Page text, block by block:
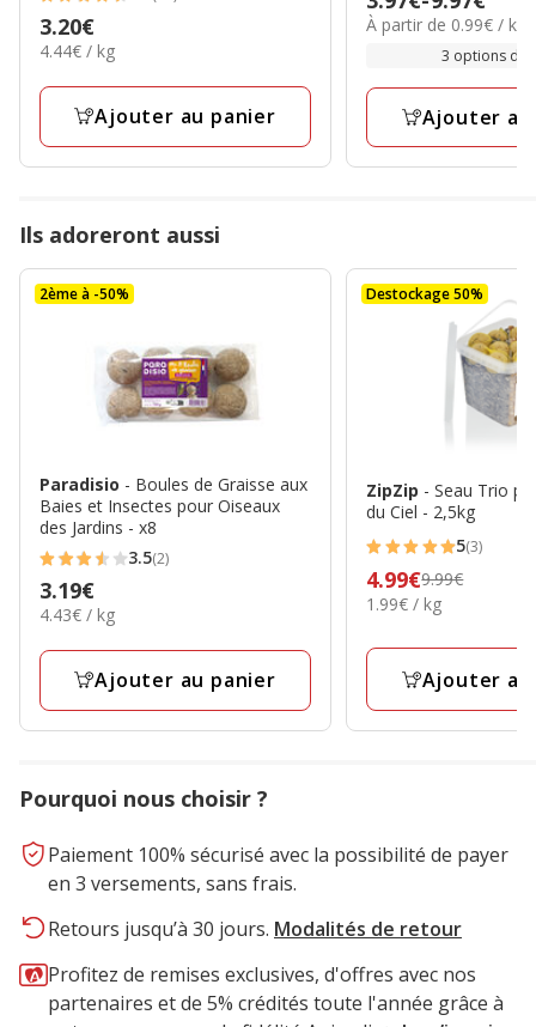
4.8
étoiles
avec
77
Prix
3.20€
3.20€
4.44€
Kg
4.44€ / kg
Ajouter au panier
étoiles
avec
avis
de
à
9.97€
0.99€
À partir de 0.99€ / kg
3 options de
Ajouter
Ils adoreront aussi
2ème à -50%
Paradisio - Boules de Graisse aux
Baies et Insectes pour Oiseaux
des Jardins - x8
3.5
étoiles
avec
2
3.5(2)
Prix
3.19€
3.19€
4.43€
Kg
4.43€ / kg
Ajouter au panier
Destockage 50%
ZipZip - Seau Trio
du Ciel - 2,5kg
5
étoiles
avec
3
5(3)
Prix
précédent
prix
4.99€9.99€
1.99€
Kg
1.99€ / kg
Ajouter
Pourquoi nous choisir ?
Paiement 100% sécurisé avec la possibilité de payer
en 3 versements, sans frais.
Retours jusqu’à 30 jours. Modalités de retour
Profitez de remises exclusives, d'offres avec nos
partenaires et de 5% crédités toute l'année grâce à